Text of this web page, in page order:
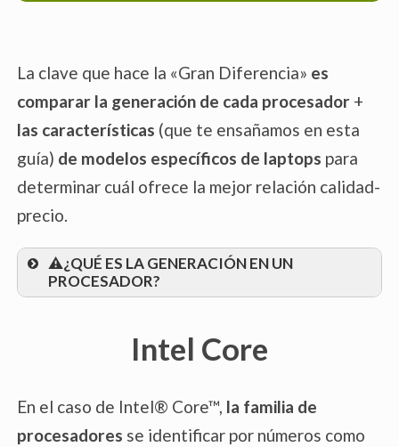
La clave que hace la «Gran Diferencia» es
comparar la generación de cada procesador +
las características (que te ensañamos en esta
guía) de modelos específicos de laptops para
determinar cuál ofrece la mejor relación calidad-
precio.
⚠️¿QUÉ ES LA GENERACIÓN EN UN
PROCESADOR?
Intel Core
En el caso de Intel® Core™, la familia de
procesadores se identificar por números como